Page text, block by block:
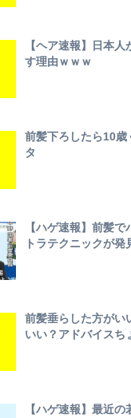
【ヘア速報】日本
す理由ｗｗｗ
前髪下ろしたら10歳
タ
【ハゲ速報】前髪
トラテクニックが発
前髪垂らした方がい
いい？アドバイスち
【ハゲ速報】最近